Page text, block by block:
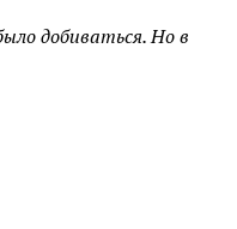
добиваться. Но в